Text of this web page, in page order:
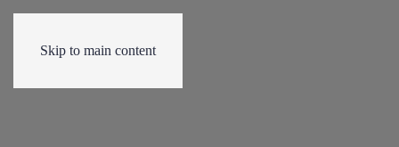
Skip to main content